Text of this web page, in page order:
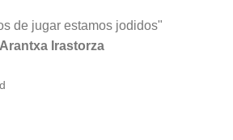
de jugar estamos jodidos"
Arantxa Irastorza